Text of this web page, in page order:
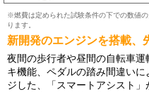
※燃費は定められた試験条件の下での数値
ります。
新開発のエンジンを搭載、
夜間の歩行者や昼間の自転車
キ機能、ペダルの踏み間違い
ジした、「スマートアシスト